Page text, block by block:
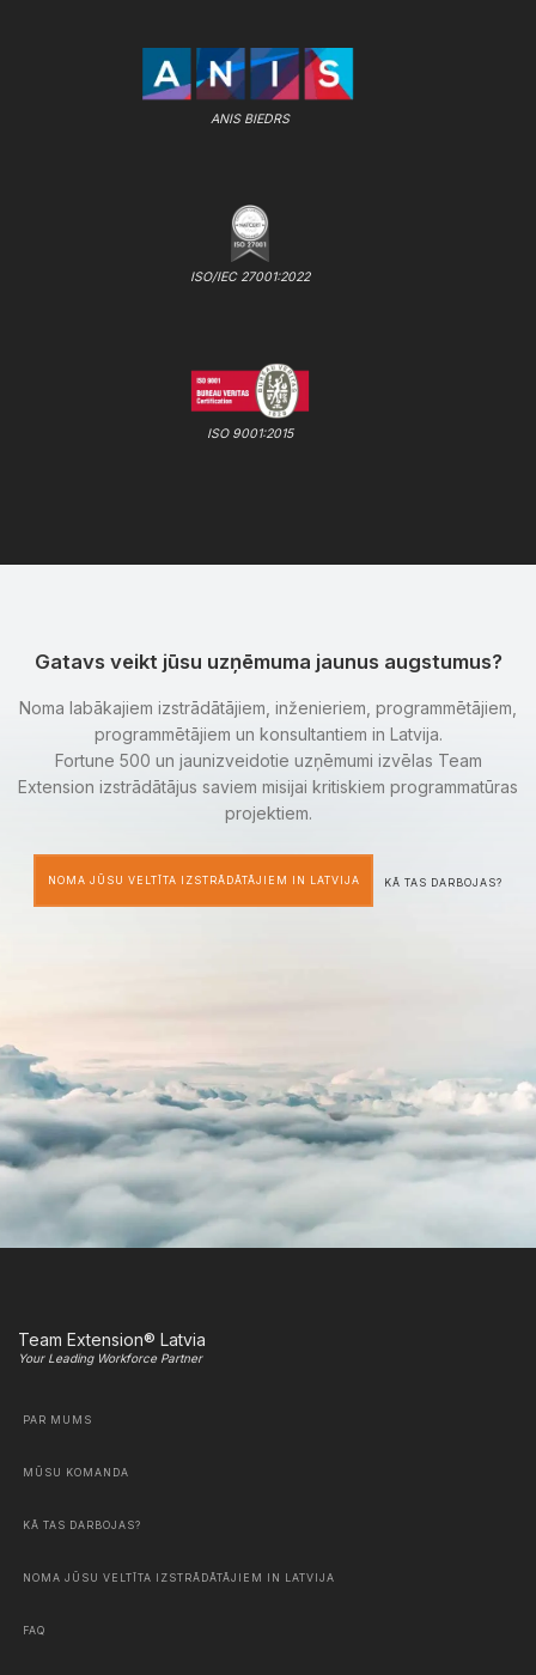
ANIS BIEDRS
ISO/IEC 27001:2022
ISO 9001:2015
Gatavs veikt jūsu uzņēmuma jaunus augstumus?
Noma labākajiem izstrādātājiem, inženieriem, programmētājiem,
programmētājiem un konsultantiem in Latvija.
Fortune 500 un jaunizveidotie uzņēmumi izvēlas Team
Extension izstrādātājus saviem misijai kritiskiem programmatūras
projektiem.
NOMA JŪSU VELTĪTA IZSTRĀDĀTĀJIEM IN LATVIJA KĀ TAS DARBOJAS?
Team Extension® Latvia
Your Leading Workforce Partner
PAR MUMS
MŪSU KOMANDA
KĀ TAS DARBOJAS?
NOMA JŪSU VELTĪTA IZSTRĀDĀTĀJIEM IN LATVIJA
FAQ